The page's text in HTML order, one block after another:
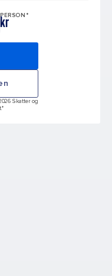
kr
Skatter og